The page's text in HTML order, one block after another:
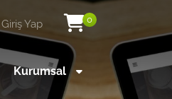
0
Giriş Yap
Kurumsal